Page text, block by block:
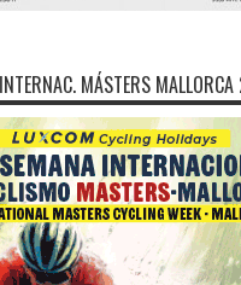
MÁSTERS